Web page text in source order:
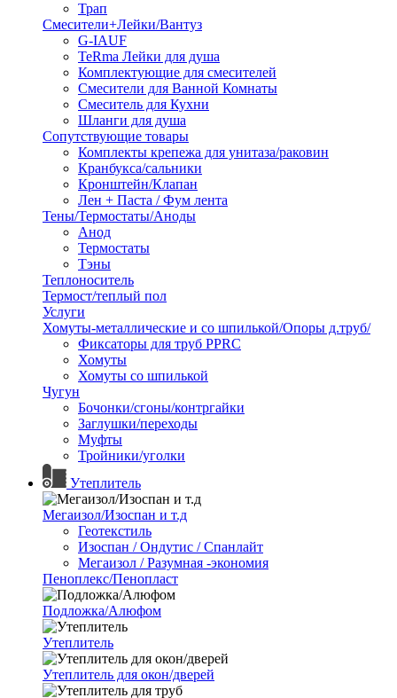
Трап
Смесители+Лейки/Вантуз
G-IAUF
TeRma Лейки для душа
Комплектующие для смесителей
Смесители для Ванной Комнаты
Смеситель для Кухни
Шланги для душа
Сопутствующие товары
Комплекты крепежа для унитаза/раковин
Кранбукса/сальники
Кронштейн/Клапан
Лен + Паста / Фум лента
Тены/Термостаты/Аноды
Анод
Термостаты
Тэны
Теплоноситель
Термост/теплый пол
Услуги
Хомуты-металлические и со шпилькой/Опоры д.труб/
Фиксаторы для труб PPRC
Хомуты
Хомуты со шпилькой
Чугун
Бочонки/сгоны/контргайки
Заглушки/переходы
Муфты
Тройники/уголки
Утеплитель
Мегаизол/Изоспан и т.д
Геотекстиль
Изоспан / Ондутис / Спанлайт
Мегаизол / Разумная -экономия
Пеноплекс/Пенопласт
Подложка/Алюфом
Утеплитель
Утеплитель для окон/дверей